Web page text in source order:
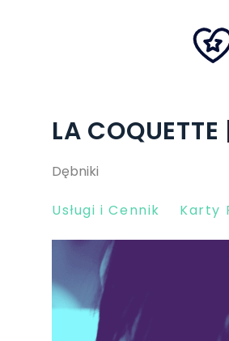
LA
Dębniki
Usługi i Cennik Karty